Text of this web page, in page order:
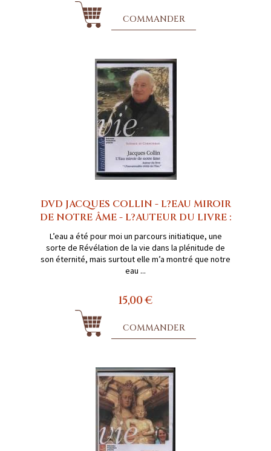
COMMANDER
DVD JACQUES COLLIN - L?EAU MIROIR
DE NOTRE ÂME - L?AUTEUR DU LIVRE :
L’eau a été pour moi un parcours initiatique, une
sorte de Révélation de la vie dans la plénitude de
son éternité, mais surtout elle m’a montré que notre
eau ...
15,00 €
COMMANDER